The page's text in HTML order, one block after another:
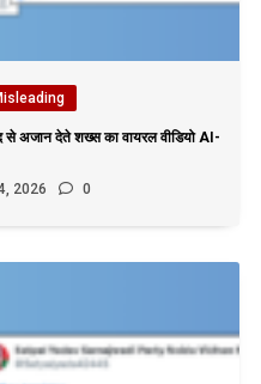
से अजान देते शख्स का वायरल वीडियो AI-
2026 0